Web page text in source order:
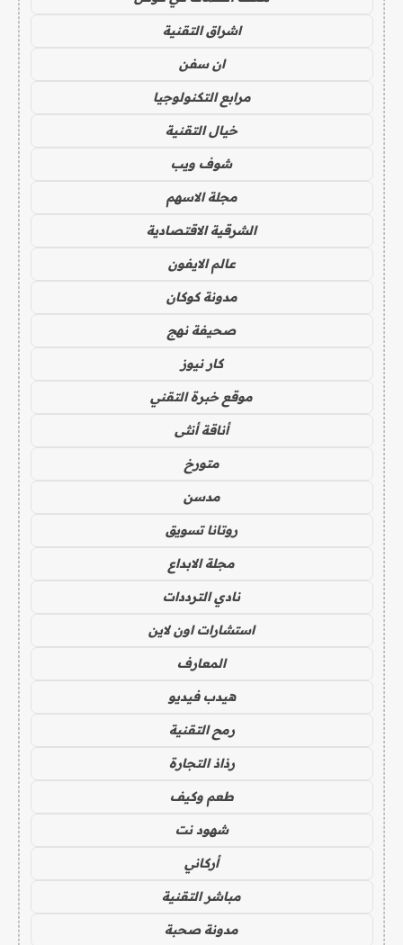
اشراق التقنية
ان سفن
مرابع التكنولوجيا
خيال التقنية
شوف ويب
مجلة الاسهم
الشرقية الاقتصادية
عالم الايفون
مدونة كوكان
صحيفة نهج
كار نيوز
موقع خبرة التقني
أناقة أنثى
متورخ
مدسن
روتانا تسويق
مجلة الابداع
نادي الترددات
استشارات اون لاين
المعارف
هيدب فيديو
رمح التقنية
رذاذ التجارة
طعم وكيف
شهود نت
أركاني
مباشر التقنية
مدونة صحبة